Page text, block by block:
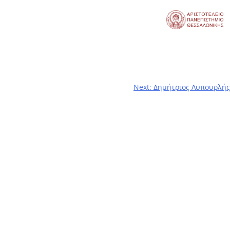
Next: Δημήτριος Λυπουρλής